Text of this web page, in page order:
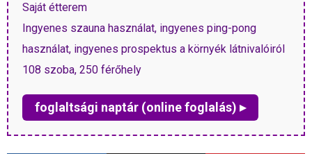
Saját étterem
Ingyenes szauna használat, ingyenes ping-pong
használat, ingyenes prospektus a környék látnivalóiról
108 szoba, 250 férőhely
foglaltsági naptár (online foglalás) ▸